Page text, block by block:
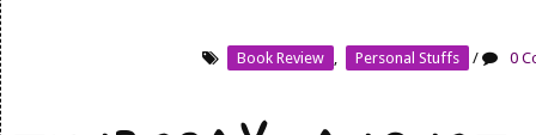
Book Review Personal Stuffs / 0